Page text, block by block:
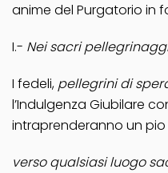
anime del Purgatorio in
I.- Nei sacri
I fedeli, pellegrini di
l’Indulgenza Giubilare
intraprenderanno un
verso qualsiasi luogo